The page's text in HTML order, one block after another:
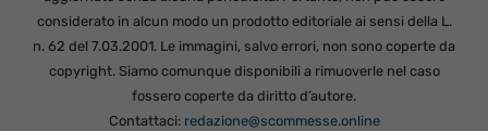
considerato in alcun modo un prodotto editoriale ai sensi della L.
n. 62 del 7.03.2001. Le immagini, salvo errori, non sono coperte da
copyright. Siamo comunque disponibili a rimuoverle nel caso
fossero coperte da diritto d’autore.
Contattaci: redazione@scommesse.online